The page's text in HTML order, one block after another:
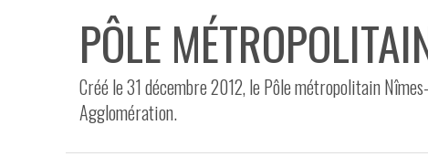
PÔLE
Créé le 31 décembre 2012, le Pôle métropolitain
Agglomération.